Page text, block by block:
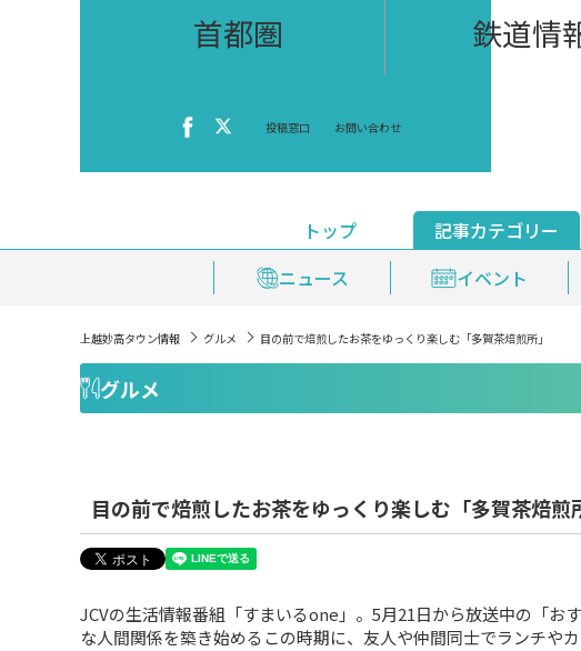
首都圏 鉄道情
投稿窓口 お問い合わせ
トップ
記事カテゴリー
ニュース
イベント
おくやみ情報
安全
ライブ配信
上越妙高タウン情報 グルメ 目の前で焙煎したお茶をゆっくり楽しむ「多賀茶焙煎所」
グルメ
目の前で焙煎したお茶をゆっくり楽しむ「多賀茶焙煎
JCVの生活情報番組「すまいるone」。5月21日から放送中の「お
な人間関係を築き始めるこの時期に、友人や仲間同士でランチや